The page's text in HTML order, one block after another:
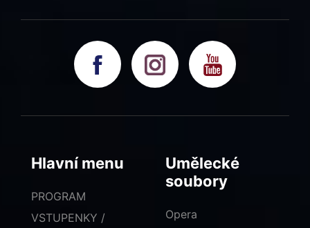
Hlavní menu
PROGRAM
VSTUPENKY /
Umělecké
soubory
Opera